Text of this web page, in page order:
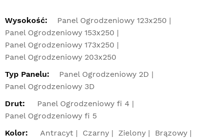
Wysokość:
Panel Ogrodzeniowy 123x250
Panel Ogrodzeniowy 153x250
Panel Ogrodzeniowy 173x250
Panel Ogrodzeniowy 203x250
Typ Panelu:
Panel Ogrodzeniowy 2D
Panel Ogrodzeniowy 3D
Drut:
Panel Ogrodzeniowy fi 4
Panel Ogrodzeniowy fi 5
Kolor:
Antracyt Czarny Zielony
Brązowy